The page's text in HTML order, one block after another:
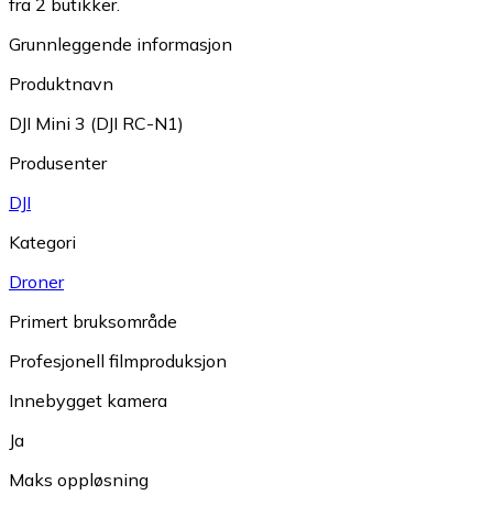
fra 2 butikker.
Grunnleggende informasjon
Produktnavn
DJI Mini 3 (DJI RC-N1)
Produsenter
DJI
Kategori
Droner
Primert bruksområde
Profesjonell filmproduksjon
Innebygget kamera
Ja
Maks oppløsning